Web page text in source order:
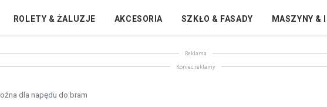
ROLETY & ŻALUZJE AKCESORIA SZKŁO & FASADY MASZYNY &
Reklama
Koniec reklamy
dla napędu do bram